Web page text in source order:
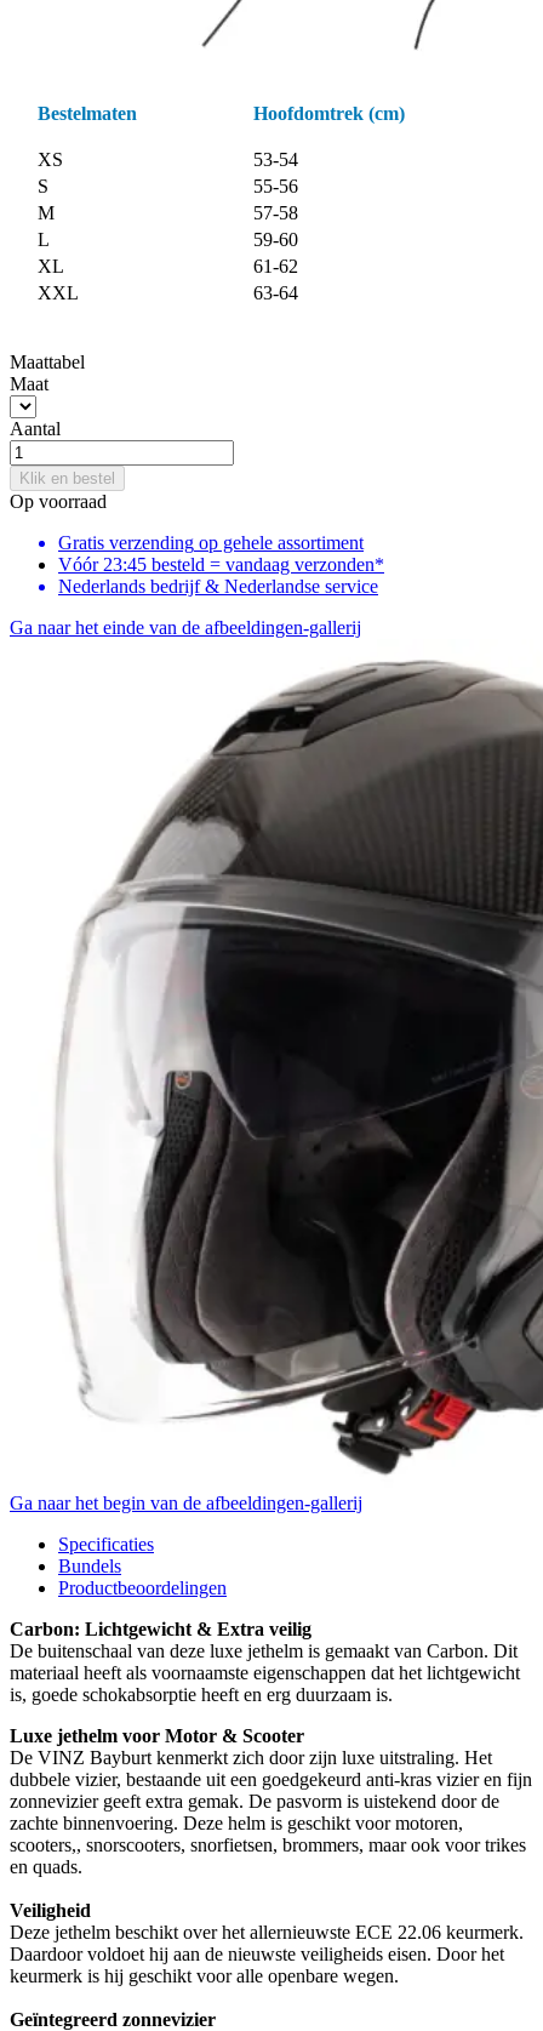
Bestelmaten Hoofdomtrek (cm)
XS
53-54
S
55-56
M
57-58
L
59-60
XL
61-62
XXL
63-64
Maattabel
Maat
Aantal
Klik en bestel
Op voorraad
Gratis verzending op gehele assortiment
Vóór 23:45 besteld = vandaag verzonden*
Nederlands bedrijf & Nederlandse service
Ga naar het einde van de afbeeldingen-gallerij
Ga naar het begin van de afbeeldingen-gallerij
Specificaties
Bundels
Productbeoordelingen
Carbon: Lichtgewicht & Extra veilig
De buitenschaal van deze luxe jethelm is gemaakt van Carbon. Dit
materiaal heeft als voornaamste eigenschappen dat het lichtgewicht
is, goede schokabsorptie heeft en erg duurzaam is.
Luxe jethelm voor Motor & Scooter
De VINZ Bayburt kenmerkt zich door zijn luxe uitstraling. Het
dubbele vizier, bestaande uit een goedgekeurd anti-kras vizier en fijn
zonnevizier geeft extra gemak. De pasvorm is uistekend door de
zachte binnenvoering. Deze helm is geschikt voor motoren,
scooters,, snorscooters, snorfietsen, brommers, maar ook voor trikes
en quads.
Veiligheid
Deze jethelm beschikt over het allernieuwste ECE 22.06 keurmerk.
Daardoor voldoet hij aan de nieuwste veiligheids eisen. Door het
keurmerk is hij geschikt voor alle openbare wegen.
Geïntegreerd zonnevizier